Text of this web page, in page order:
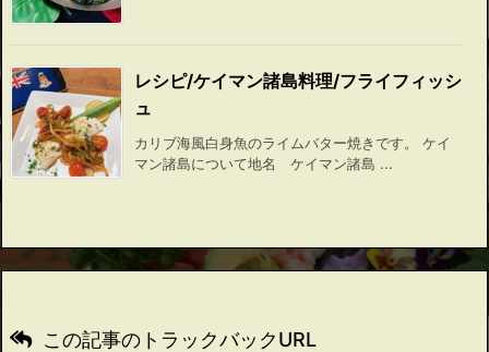
レシピ/ケイマン諸島料理/フライフィッシ
ュ
カリブ海風白身魚のライムバター焼きです。 ケイ
マン諸島について地名 ケイマン諸島 ...
この記事のトラックバックURL